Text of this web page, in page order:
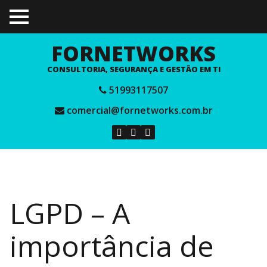
TOGGLE
MENU
FORNETWORKS
CONSULTORIA, SEGURANÇA E GESTÃO EM TI
51993117507
comercial@fornetworks.com.br
LGPD – A
importância de